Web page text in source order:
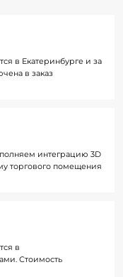
в Екатеринбурге и за
в заказ
интеграцию 3D
торгового помещения
в
Стоимость